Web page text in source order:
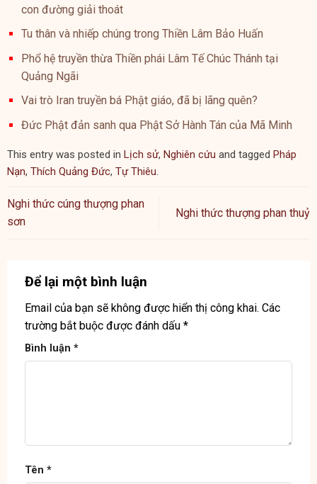
con đường giải thoát
Tu thân và nhiếp chúng trong Thiền Lâm Bảo Huấn
Phổ hệ truyền thừa Thiền phái Lâm Tế Chúc Thánh tại
Quảng Ngãi
Vai trò Iran truyền bá Phật giáo, đã bị lãng quên?
Đức Phật đản sanh qua Phật Sở Hành Tán của Mã Minh
This entry was posted in Lịch sử, Nghiên cứu and tagged Pháp
Nạn, Thích Quảng Đức, Tự Thiêu.
Nghi thức cúng thượng phan
sơn
Nghi thức thượng phan thuỷ
Để lại một bình luận
Email của bạn sẽ không được hiển thị công khai. Các
trường bắt buộc được đánh dấu *
Bình luận *
Tên *